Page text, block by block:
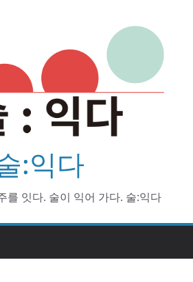
:익다
를 잇다. 술이 익어 가다. 술:익다